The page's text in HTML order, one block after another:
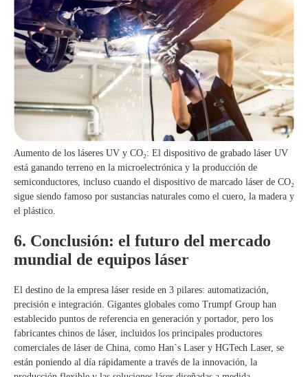
Aumento de los láseres UV y CO₂: El dispositivo de grabado láser UV
está ganando terreno en la microelectrónica y la producción de
semiconductores, incluso cuando el dispositivo de marcado láser de CO₂
sigue siendo famoso por sustancias naturales como el cuero, la madera y
el plástico.
6. Conclusión: el futuro del mercado
mundial de equipos láser
El destino de la empresa láser reside en 3 pilares: automatización,
precisión e integración. Gigantes globales como Trumpf Group han
establecido puntos de referencia en generación y portador, pero los
fabricantes chinos de láser, incluidos los principales productores
comerciales de láser de China, como Han`s Laser y HGTech Laser, se
están poniendo al día rápidamente a través de la innovación, la